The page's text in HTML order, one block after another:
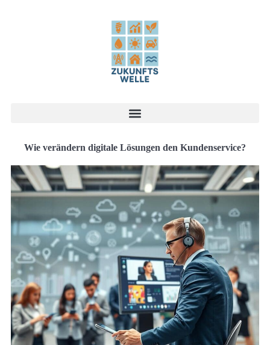
Wie verändern digitale Lösungen den Kundenservice?